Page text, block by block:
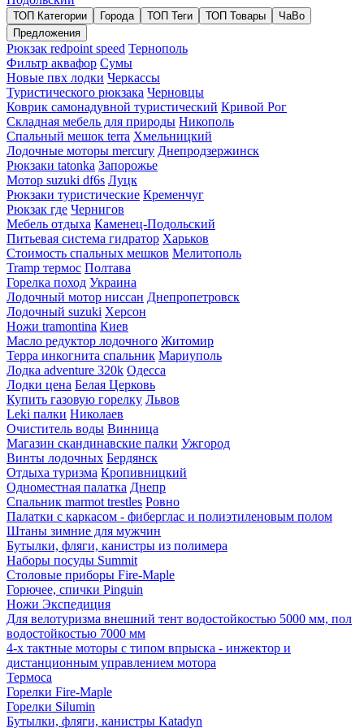
ТОП Категории Города ТОП Теги ТОП Товары
ЧаВо
Предложения
Рюкзак redpoint speed Тернополь
Фильтр аквафор Сумы
Новые пвх лодки Черкассы
Туристического рюкзака Черновцы
Коврик самонадувной туристический Кривой Рог
Складная мебель для природы Никополь
Спальный мешок terra Хмельницкий
Лодочные моторы mercury Днепродзержинск
Рюкзаки tatonka Запорожье
Мотор suzuki df6s Луцк
Рюкзаки туристические Кременчуг
Рюкзак где Чернигов
Мебель отдыха Каменец-Подольский
Питьевая система гидратор Харьков
Стоимость спальных мешков Мелитополь
Tramp термос Полтава
Горелка поход Украина
Лодочный мотор ниссан Днепропетровск
Лодочный suzuki Херсон
Ножи tramontina Киев
Масло редуктор лодочного Житомир
Терра инкогнита спальник Мариуполь
Лодка adventure 320k Одесса
Лодки цена Белая Церковь
Купить газовую горелку Львов
Leki палки Николаев
Очиститель воды Винница
Магазин скандинавские палки Ужгород
Винты лодочных Бердянск
Отдыха туризма Кропивницкий
Одноместная палатка Днепр
Спальник marmot trestles Ровно
Палатки с каркасом - фиберглас и полиэтиленовым полом
Штаны зимние для мужчин
Бутылки, фляги, канистры из полимера
Наборы посуды Summit
Столовые приборы Fire-Maple
Горючее, спички Pinguin
Ножи Экспедиция
Для велотуризма внешний тент водостойкостью 5000 мм, пол
водостойкостью 7000 мм
4-х тактные моторы с типом впрыска - инжектор и
дистанционным управлением мотора
Термоса
Горелки Fire-Maple
Горелки Silumin
Бутылки, фляги, канистры Katadyn